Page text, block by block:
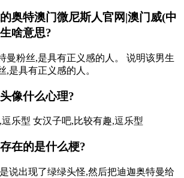
奥特澳门微尼斯人官网|澳门威(中
啥意思?
曼粉丝,是具有正义感的人。 说明该男生
,是具有正义感的人。
像什么心理?
乐型 女汉子吧,比较有趣,逗乐型
在的是什么梗?
说出现了绿绿头怪,然后把迪迦奥特曼给